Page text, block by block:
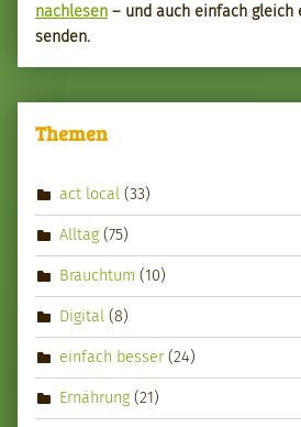
nach­le­sen – und auch ein­fach gle­ich
senden.
Themen
act local (33)
Alltag (75)
Brauchtum (10)
Digital (8)
einfach besser(24)
Ernährung (21)